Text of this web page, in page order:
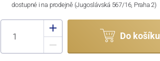
dostupné i na prodejně (Jugoslávská 567/16, Praha 2)
Do košíku